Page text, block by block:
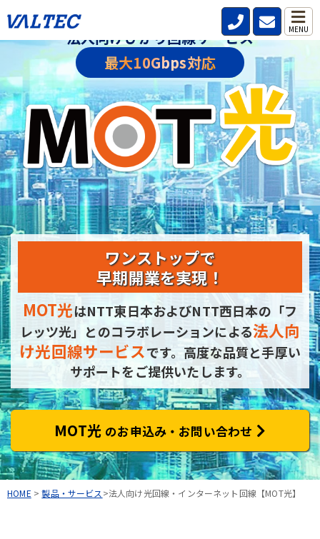
MENU
法人向けひかり回線サービス
最大10Gbps対応
ワンストップで
早期開業を実現！
MOT光はNTT東日本およびNTT西日本の 「フ
レッツ光」とのコラボレーションによる法人向
け光回線サービスです。 高度な品質と手厚い
サポートをご提供いたします。
MOT光 のお申込み・お問い合わせ
HOME >製品・サービス >法人向け光回線・インターネット回線【MOT光】